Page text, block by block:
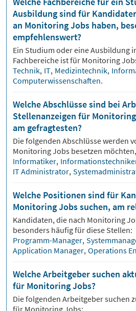
Ausbildung sind für
an Monitoring Jobs haben,
empfehlenswert?
Ein Studium oder eine Ausbildung
Fachbereiche ist für Monitoring
Technik, IT, Medizintechnik,
Computerwissenschaften.
Welche Abschlüsse sind bei
Stellenanzeigen für
am gefragtesten?
Die folgenden Abschlüsse werden
MonitoringJobs besetzen
Informatiker,
IT Administrator,
Welche Positionen sind für
Monitoring Jobs suchen, am
Kandidaten, die nach Monitoring
besonders häufig für diese Stellen:
Programm-Manager,
Application Manager, Operations
Welche Arbeitgeber suchen
für Monitoring Jobs?
Die folgenden Arbeitgeber suchen
für MonitoringJobs: